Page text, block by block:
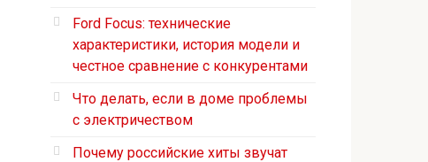
Ford Focus: технические
характеристики, история модели и
честное сравнение с конкурентами
Что делать, если в доме проблемы
с электричеством
Почему российские хиты звучат